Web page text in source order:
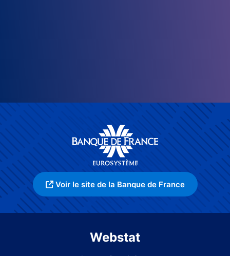
Voir le site de la Banque de France
Webstat